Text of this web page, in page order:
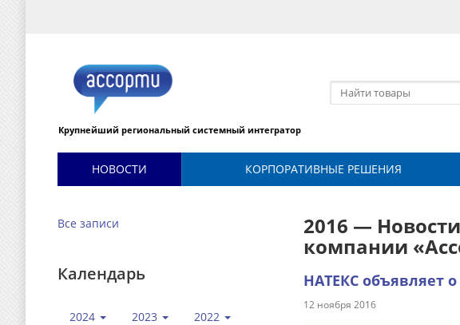
Крупнейший региональный системный интегратор
НОВОСТИ КОРПОРАТИВНЫЕ РЕШЕНИЯ
Все записи
Календарь
2024 2023 2022
2016 —
компании
НАТЕКС объявляет
12 ноября 2016